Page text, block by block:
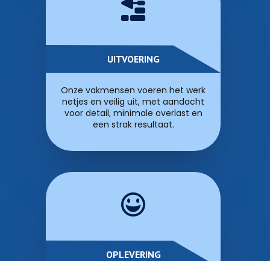
UITVOERING
Onze vakmensen voeren het werk
netjes en veilig uit, met aandacht
voor detail, minimale overlast en
een strak resultaat.
OPLEVERING